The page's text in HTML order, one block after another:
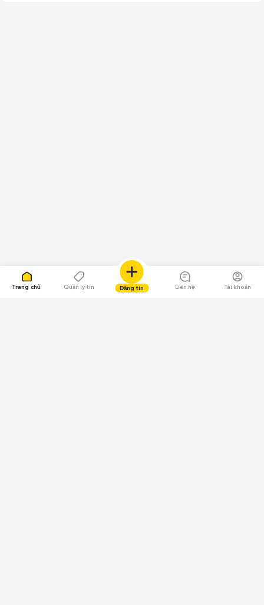
Trang chủ Quản lý tin Đăng tin Liên hệ Tài khoản